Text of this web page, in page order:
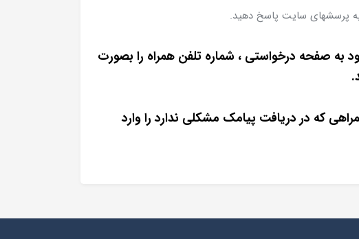
پرسشهای سایت پاسخ دهید.
به صفحه درخواستی ، شماره تلفن همراه را بصورت
که در دریافت پیامک مشکلی ندارد را وارد